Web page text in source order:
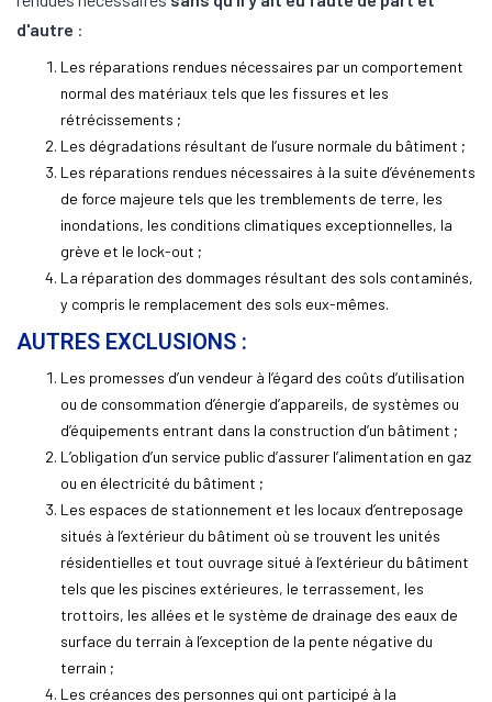
d'autre :
Les réparations rendues nécessaires par un comportement
normal des matériaux tels que les fissures et les
rétrécissements ;
Les dégradations résultant de l’usure normale du bâtiment ;
Les réparations rendues nécessaires à la suite d’événements
de force majeure tels que les tremblements de terre, les
inondations, les conditions climatiques exceptionnelles, la
grève et le lock-out ;
La réparation des dommages résultant des sols contaminés,
y compris le remplacement des sols eux-mêmes.
AUTRES EXCLUSIONS :
Les promesses d’un vendeur à l’égard des coûts d’utilisation
ou de consommation d’énergie d’appareils, de systèmes ou
d’équipements entrant dans la construction d’un bâtiment ;
L’obligation d’un service public d’assurer l’alimentation en gaz
ou en électricité du bâtiment ;
Les espaces de stationnement et les locaux d’entreposage
situés à l’extérieur du bâtiment où se trouvent les unités
résidentielles et tout ouvrage situé à l’extérieur du bâtiment
tels que les piscines extérieures, le terrassement, les
trottoirs, les allées et le système de drainage des eaux de
surface du terrain à l’exception de la pente négative du
terrain ;
Les créances des personnes qui ont participé à la